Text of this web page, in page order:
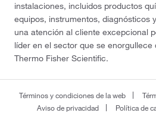
instalaciones, incluidos productos
equipos, instrumentos, diagnósticos
una atención al cliente excepcional
líder en el sector que se enorgullece
Thermo Fisher Scientific.
Términos y condiciones de la web
Aviso de privacidad
Política de